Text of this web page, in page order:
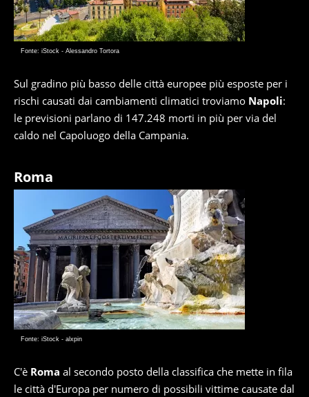
Fonte: iStock - Alessandro Tortora
Sul gradino più basso delle città europee più esposte per i
rischi causati dai cambiamenti climatici troviamo Napoli:
le previsioni parlano di 147.248 morti in più per via del
caldo nel Capoluogo della Campania.
Roma
Fonte: iStock - alxpin
C'è Roma al secondo posto della classifica che mette in fila
le città d'Europa per numero di possibili vittime causate dal